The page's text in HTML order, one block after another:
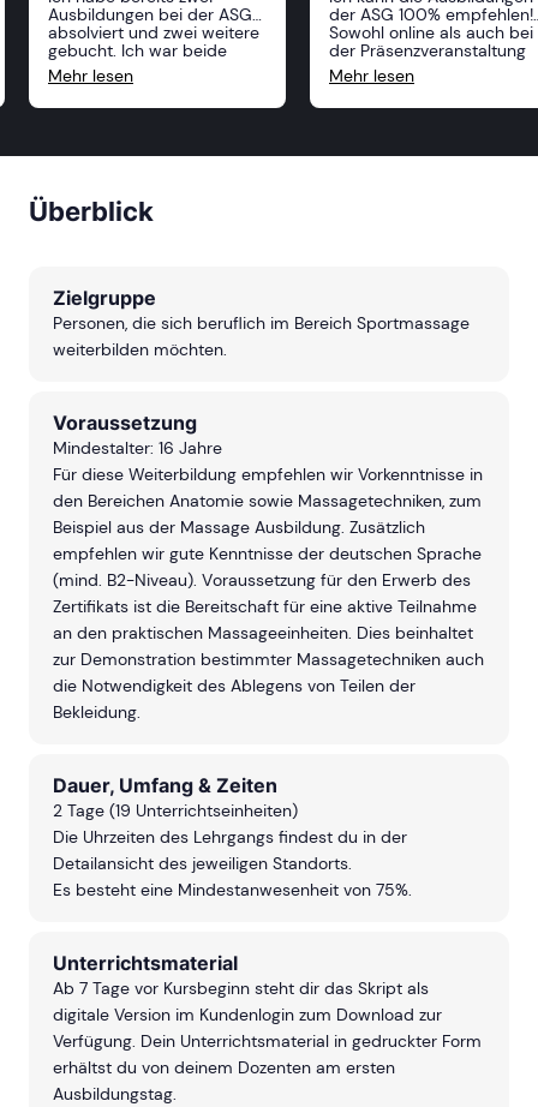
Ausbildungen bei der ASG
absolviert und zwei weitere
gebucht. Ich war beide
Male über das breite
Wissen der Dozenten
begeistert und auch die
jede Fortbildung zu einem
mich die ASG nicht mehr
Mehr lesen
der ASG 100% empfehlen!
Sowohl online als auch bei
der Präsenzveranstaltung
hat man viele
seine Kenntnisse zu
vertiefen oder etwas
unkompliziert erklärt. Ich
Mehr lesen
Überblick
Zielgruppe
Personen, die sich beruflich im Bereich Sportmassage
weiterbilden möchten.
Voraussetzung
Mindestalter: 16 Jahre
Für diese Weiterbildung empfehlen wir Vorkenntnisse in
den Bereichen Anatomie sowie Massagetechniken, zum
Beispiel aus der Massage Ausbildung. Zusätzlich
empfehlen wir gute Kenntnisse der deutschen Sprache
(mind. B2-Niveau). Voraussetzung für den Erwerb des
Zertifikats ist die Bereitschaft für eine aktive Teilnahme
an den praktischen Massageeinheiten. Dies beinhaltet
zur Demonstration bestimmter Massagetechniken auch
die Notwendigkeit des Ablegens von Teilen der
Bekleidung.
Dauer, Umfang & Zeiten
2 Tage (19 Unterrichtseinheiten)
Die Uhrzeiten des Lehrgangs findest du in der
Detailansicht des jeweiligen Standorts.
Es besteht eine Mindestanwesenheit von 75%.
Unterrichtsmaterial
Ab 7 Tage vor Kursbeginn steht dir das Skript als
digitale Version im Kundenlogin zum Download zur
Verfügung. Dein Unterrichtsmaterial in gedruckter Form
erhältst du von deinem Dozenten am ersten
Ausbildungstag.